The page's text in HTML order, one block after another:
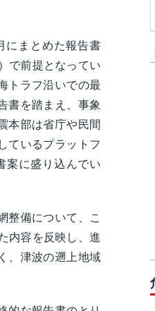
にまとめた報告書
で前提となってい
トラフ沿いでの最
書を踏まえ、事象
本部は省庁や民間
ているプラットフ
案に盛り込んでい
整備について、こ
内容を反映し、進
、津波の遡上地域